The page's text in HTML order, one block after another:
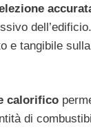
e tangibile
calorifico
di